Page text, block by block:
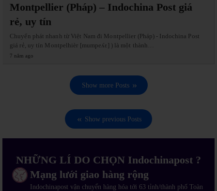
Montpellier (Pháp) – Indochina Post giá
rẻ, uy tín
Chuyển phát nhanh từ Việt Nam đi Montpellier (Pháp) - Indochina Post
giá rẻ, uy tín Montpelhièr [mumpeʎɛ] ) là một thành…
7 năm ago
Show more Posts
Show previous Posts
NHỮNG LÍ DO CHỌN Indochinapost ?
Mạng lưới giao hàng rộng
Indochinapost vận chuyển hàng hóa tới 63 tỉnh/thành phố Toàn